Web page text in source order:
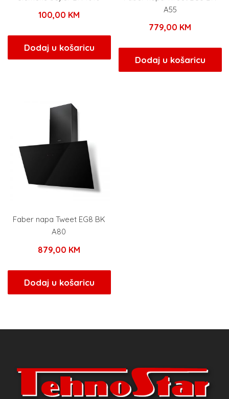
100,00 KM
Dodaj u košaricu
A55
779,00 KM
Dodaj u košaricu
Faber napa Tweet EG8 BK
A80
879,00 KM
Dodaj u košaricu